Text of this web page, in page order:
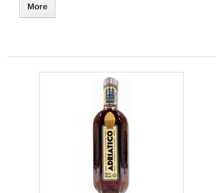
More